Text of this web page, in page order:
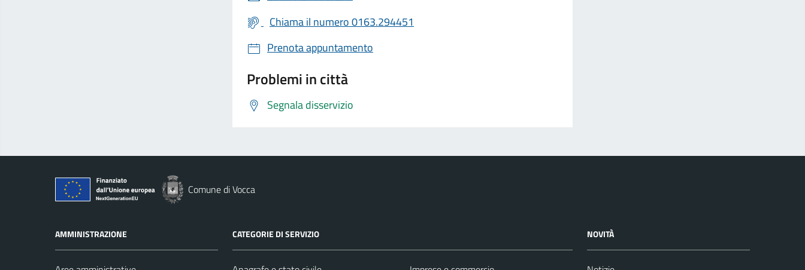
Chiama il numero 0163.294451
Prenota appuntamento
Problemi in città
Segnala disservizio
Comune di Vocca
AMMINISTRAZIONE CATEGORIE DI SERVIZIO NOVITÀ